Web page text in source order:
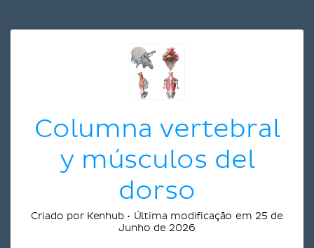
Columna vertebral
y músculos del
dorso
Criado por Kenhub • Última modificação em 25 de
Junho de 2026